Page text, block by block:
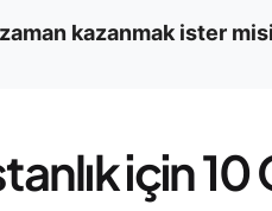
kazanmak ister
için